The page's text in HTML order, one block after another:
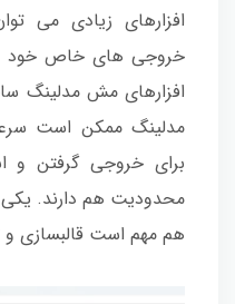
افزارهای زیادی می
خروجی های خاص خود
افزارهای مش مدلینگ
مدلینگ ممکن است
برای خروجی گرفتن
محدودیت هم دارند.
هم مهم است قالبسازی و